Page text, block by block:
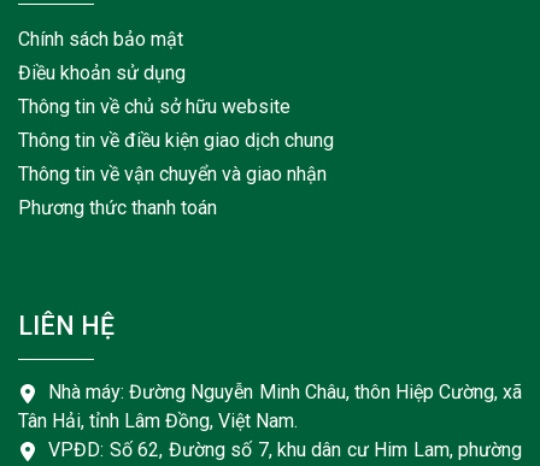
Chính sách bảo mật
Điều khoản sử dụng
Thông tin về chủ sở hữu website
Thông tin về điều kiện giao dịch chung
Thông tin về vận chuyển và giao nhận
Phương thức thanh toán
LIÊN HỆ
Nhà máy: Đường Nguyễn Minh Châu, thôn Hiệp Cường, xã
Tân Hải, tỉnh Lâm Đồng, Việt Nam.
VPĐD: Số 62, Đường số 7, khu dân cư Him Lam, phường